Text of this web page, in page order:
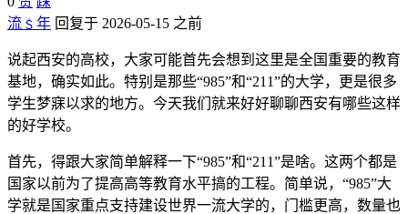
流﹩年 回复于 2026-05-15 之前
说起西安的高校，大家可能首先会想到这里是全国重要的教育
基地，确实如此。特别是那些“985”和“211”的大学，更是很多
学生梦寐以求的地方。今天我们就来好好聊聊西安有哪些这样
的好学校。
首先，得跟大家简单解释一下“985”和“211”是啥。这两个都是
国家以前为了提高高等教育水平搞的工程。简单说，“985”大
学就是国家重点支持建设世界一流大学的，门槛更高，数量也